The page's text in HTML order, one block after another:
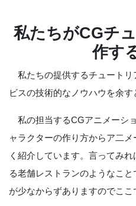
私たちがCGチ
作す
私たちの提供するチュートリ
ビスの技術的なノウハウを余す
私の担当するCGアニメーシ
ャラクターの作り方からア二
く紹介しています。言ってみ
る老舗レストランのようなこ
が少なからずありますのでここ